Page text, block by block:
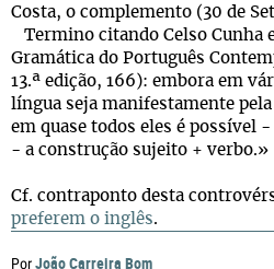
PorJoão Carreira Bom
Costa, o complemento (30 de
Termino citando Celso Cunha
Gramática do Português
13.ª edição, 166): embora em
língua seja manifestamente
em quase todos eles é possível
- a construção sujeito + verbo.»
Cf. contraponto desta
preferem o inglês.